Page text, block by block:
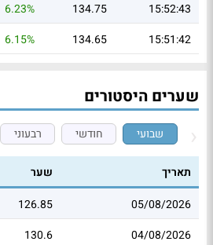
15:52:43
134.75
6.23%
15:51:42
134.65
6.15%
שערים היסטורים
שבועי חודשי רבעוני
תאריך שער
05/08/2026
126.85
04/08/2026
130.6